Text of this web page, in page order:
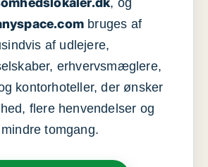
, og
bruges af
af udlejere,
erhvervsmæglere,
kontorhoteller, der ønsker
flere henvendelser og
mindre tomgang.